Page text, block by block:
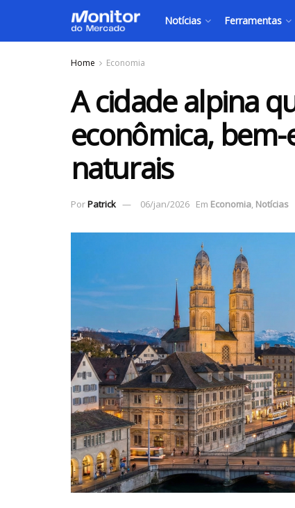
Notícias Ferramentas
Home Economia
A cidade alpina
econômica, bem-
naturais
PorPatrick 06/jan/2026 Em Economia, Notícias